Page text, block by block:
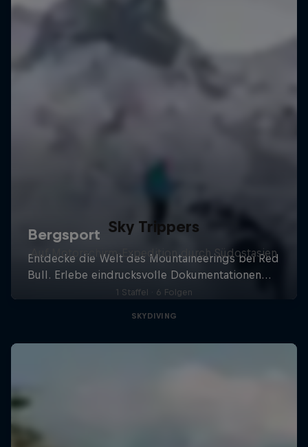
Sky Trippers
Auf Motorschirm-Expedition durch Südostasien
…
1 Staffel · 6 Folgen
SKYDIVING